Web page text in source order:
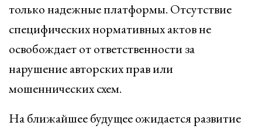
только надежные платформы. Отсутствие
специфических нормативных актов не
освобождает от ответственности за
нарушение авторских прав или
мошеннических схем.
На ближайшее будущее ожидается развитие